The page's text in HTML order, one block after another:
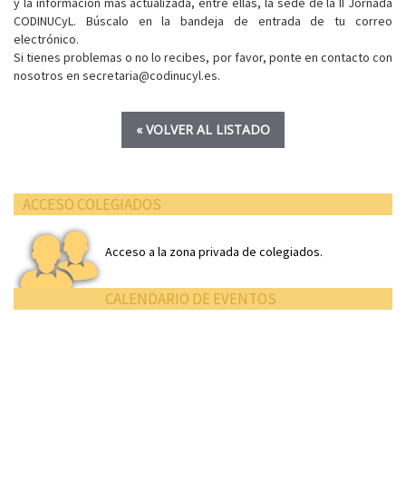
CODINUCyL. Búscalo en la bandeja de entrada de tu correo
electrónico.
Si tienes problemas o no lo recibes, por favor, ponte en contacto con
nosotros en secretaria@codinucyl.es.
« VOLVER AL LISTADO
ACCESO COLEGIADOS
Acceso a la zona privada de colegiados.
CALENDARIO DE EVENTOS